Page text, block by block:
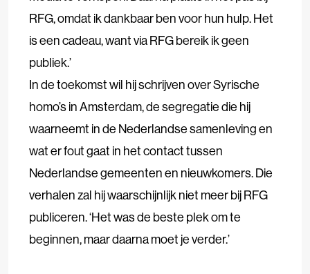
RFG, omdat ik dankbaar ben voor hun hulp. Het
is een cadeau, want via RFG bereik ik geen
publiek.’
In de toekomst wil hij schrijven over Syrische
homo’s in Amsterdam, de segregatie die hij
waarneemt in de Nederlandse samenleving en
wat er fout gaat in het contact tussen
Nederlandse gemeenten en nieuwkomers. Die
verhalen zal hij waarschijnlijk niet meer bij RFG
publiceren. ‘Het was de beste plek om te
beginnen, maar daarna moet je verder.’